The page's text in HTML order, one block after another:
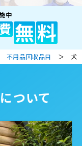
中
無料
不用品回収品目 ＞ 犬小
ついて